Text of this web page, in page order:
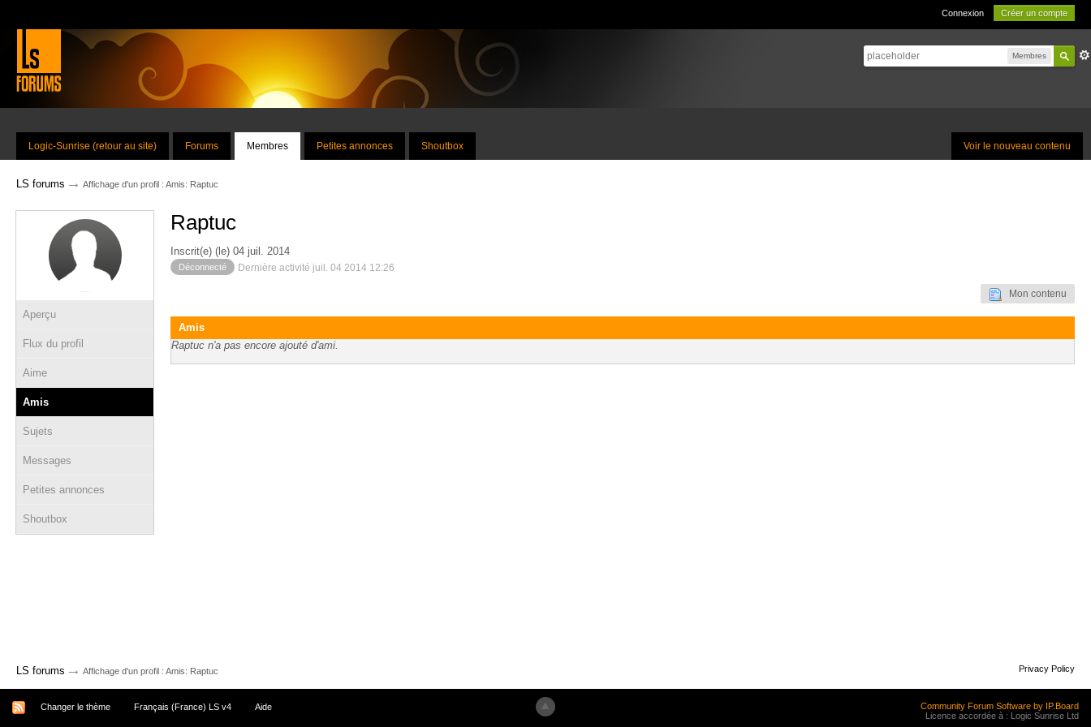
Connexion Créer un compte
Membres
Voir le nouveau contenu
Logic-Sunrise (retour au site) Forums Membres Petites annonces Shoutbox
LS forums → Affichage d'un profil : Amis: Raptuc
Aperçu
Flux du profil
Aime
Amis
Sujets
Messages
Petites annonces
Shoutbox
Raptuc
Inscrit(e) (le) 04 juil. 2014
Déconnecté Dernière activité juil. 04 2014 12:26
Mon contenu
Amis
Raptuc n'a pas encore ajouté d'ami.
LS forums → Affichage d'un profil : Amis: Raptuc Privacy Policy
Changer le thème Français (France) LS v4 Aide
Community Forum Software by IP.Board
Licence accordée à : Logic Sunrise Ltd